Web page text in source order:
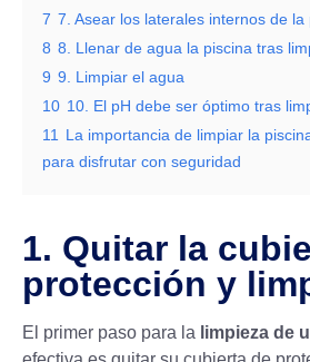
7 7. Asear los laterales internos de la
8 8. Llenar de agua la piscina tras
9 9. Limpiar el agua
10 10. El pH debe ser óptimo tras
11
La importancia de limpiar la
para disfrutar con seguridad
1. Quitar la
protección y
El primer paso para la limpieza de